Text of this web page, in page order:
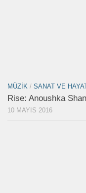
MÜZIK / SANAT VE
Rise: Anoushka
10 MAYIS 2016